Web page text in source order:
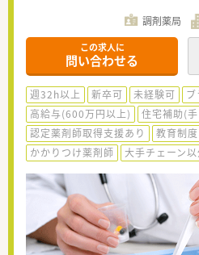
調剤薬局
この求人に
問い合わせる
週32h以上 新卒可 未経験可
高給与(600万円以上)
住宅補助(
認定薬剤師取得支援あり
教育制
かかりつけ薬剤師
大手チェーン